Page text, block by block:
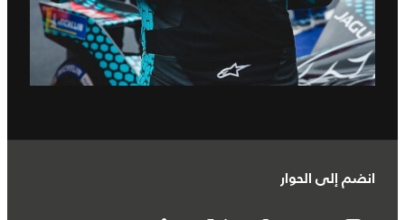
انضم إلى الحوار